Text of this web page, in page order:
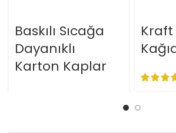
Baskılı Sıcağa
Dayanıklı
Karton Kaplar
Kraft